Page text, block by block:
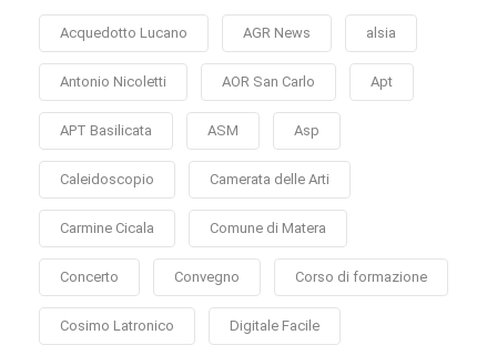
Acquedotto Lucano AGR News alsia
Antonio Nicoletti AOR San Carlo Apt
APT Basilicata ASM Asp
Caleidoscopio Camerata delle Arti
Carmine Cicala Comune di Matera
Concerto Convegno Corso di formazione
Cosimo Latronico Digitale Facile